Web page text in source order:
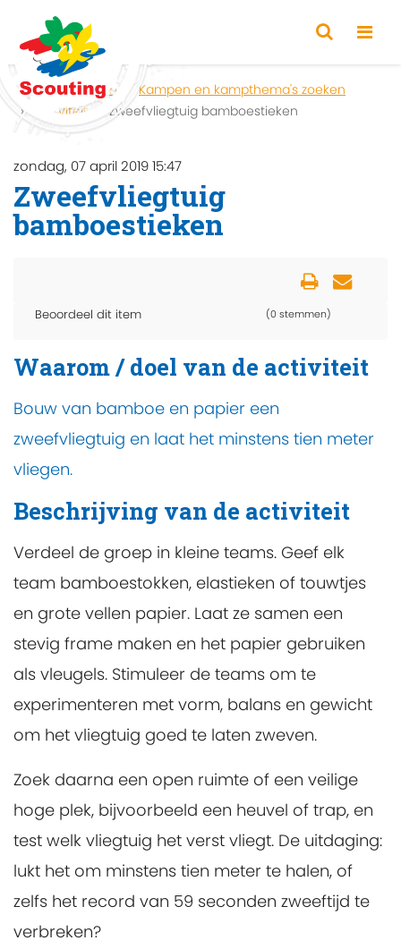
Home Zoeken
Kampen en kampthema's zoeken
Activiteit
Zweefvliegtuig bamboestieken
zondag, 07 april 2019 15:47
Zweefvliegtuig
bamboestieken
Beoordeel dit item (0 stemmen)
Waarom / doel van de activiteit
Bouw van bamboe en papier een
zweefvliegtuig en laat het minstens tien meter
vliegen.
Beschrijving van de activiteit
Verdeel de groep in kleine teams. Geef elk
team bamboestokken, elastieken of touwtjes
en grote vellen papier. Laat ze samen een
stevig frame maken en het papier gebruiken
als vleugels. Stimuleer de teams om te
experimenteren met vorm, balans en gewicht
om het vliegtuig goed te laten zweven.
Zoek daarna een open ruimte of een veilige
hoge plek, bijvoorbeeld een heuvel of trap, en
test welk vliegtuig het verst vliegt. De uitdaging:
lukt het om minstens tien meter te halen, of
zelfs het record van 59 seconden zweeftijd te
verbreken?